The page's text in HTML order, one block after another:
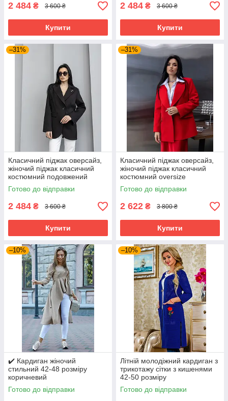
2 484 ₴ 3 600 ₴
Купити
2 484 ₴ 3 600 ₴
Купити
–31%
Класичний піджак оверсайз,
жіночий піджак класичний
костюмний подовжений
чорний 40–50 розміри
Готово до відправки
2 484 ₴ 3 600 ₴
Купити
–31%
Класичний піджак оверсайз,
жіночий піджак класичний
костюмний oversize
подовжений червоний 40–50
розміри
Готово до відправки
2 622 ₴ 3 800 ₴
Купити
–10%
✔️ Кардиган жіночий
стильний 42-48 розміру
коричневий
Готово до відправки
–10%
Літній молодіжний кардиган з
трикотажу сітки з кишенями
42-50 розміру
Готово до відправки